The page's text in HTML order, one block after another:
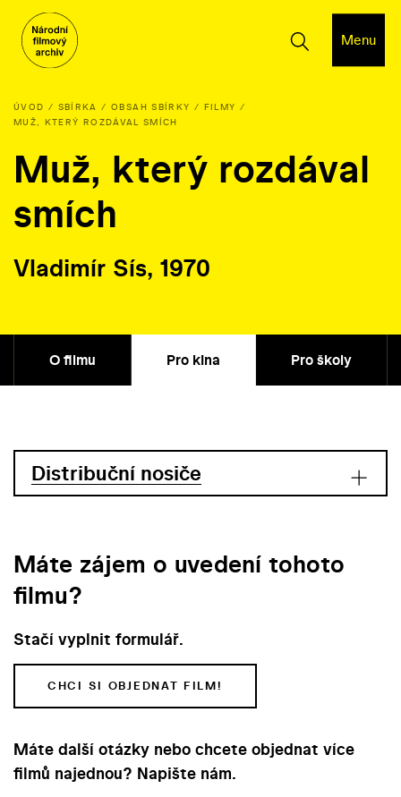
Menu
ÚVOD SBÍRKA OBSAH SBÍRKY
FILMY
MUŽ, KTERÝ ROZDÁVAL SMÍCH
Muž, který rozdával
smích
Vladimír Sís, 1970
O filmu Pro kina Pro školy
Distribuční nosiče
Máte zájem o uvedení tohoto
filmu?
Stačí vyplnit formulář.
CHCI SI OBJEDNAT FILM!
Máte další otázky nebo chcete objednat více
filmů najednou? Napište nám.